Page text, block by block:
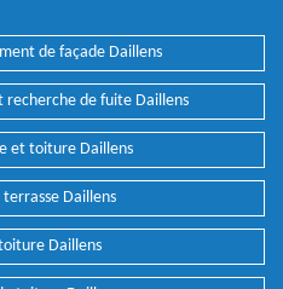
de façade Daillens
de fuite Daillens
et toiture Daillens
Daillens
Daillens